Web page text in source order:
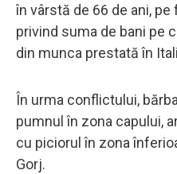
în vârstă de 66 de ani,
privind suma de bani pe
din munca prestată în
În urma conflictului,
pumnul în zona capului,
cu piciorul în zona
Gorj.